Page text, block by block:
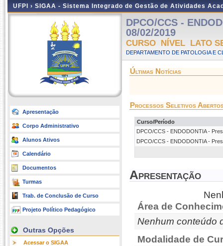
UFPI › SIGAA - Sistema Integrado de Gestão de Atividades
Apresentação
Corpo Administrativo
Alunos Ativos
Calendário
Documentos
Turmas
Trab. de Conclusão de Curso
Projeto Político Pedagógico
Outras Opções
Acessar o SIGAA
DPCO/CCS -
08/02/2019
CURSO NÍVEL LATO
DEPARTAMENTO DE PATOLOGIA E
Últimas Notícias
Processos Seletivos
Curso/Período
DPCO/CCS - ENDODONTIA -
DPCO/CCS - ENDODONTIA -
Apresentação
Área de
Nenhum conteúdo
Modalidade de